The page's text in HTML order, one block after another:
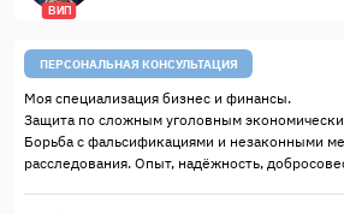
ВИП
ПЕРСОНАЛЬНАЯ КОНСУЛЬТАЦИЯ
Моя специализация бизнес и финансы.
Защита по сложным уголовным
Борьба с фальсификациями и незаконными
расследования. Опыт, надёжность,